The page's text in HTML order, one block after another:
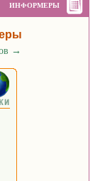
ИНФОРМЕРЫ
→